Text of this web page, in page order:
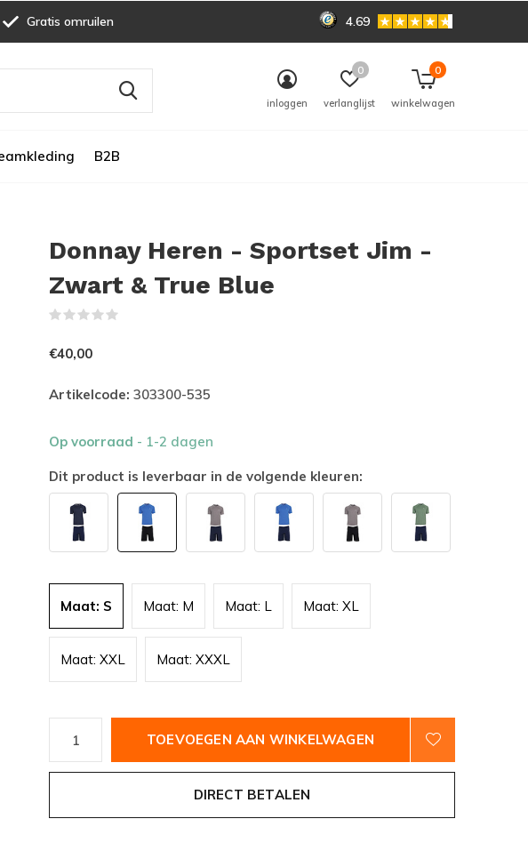
B2B
inloggen verlanglijst
0
winkelwagen
0
Gratis omruilen 4.69
Donnay Heren - Sportset Jim -
Zwart & True Blue
€40,00
Artikelcode: 303300-535
Op voorraad - 1-2 dagen
Dit product is leverbaar in de volgende kleuren:
Maat: S Maat: M Maat: L Maat: XL
Maat: XXL Maat: XXXL
TOEVOEGEN AAN WINKELWAGEN
DIRECT BETALEN